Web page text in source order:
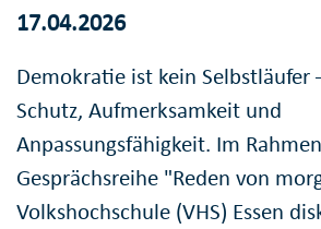
17.04.2026
Demokratie ist kein Selbstläufer
Schutz, Aufmerksamkeit und
Anpassungsfähigkeit. Im
Gesprächsreihe "Reden von
Volkshochschule (VHS) Essen